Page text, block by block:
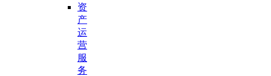
资
产
运
营
服
务